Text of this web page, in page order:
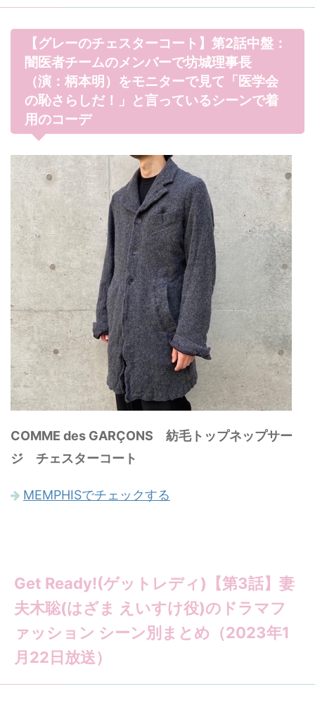
【グレーのチェスターコート】第2話中盤：
闇医者チームのメンバーで坊城理事長
（演：柄本明）をモニターで見て「医学会
の恥さらしだ！」と言っているシーンで着
用のコーデ
COMME des GARÇONS 紡毛トップネップサー
ジ チェスターコート
MEMPHISでチェックする
Get Ready!(ゲットレディ)【第3話】妻
夫木聡(はざま えいすけ役)のドラマフ
ァッション シーン別まとめ（2023年1
月22日放送）